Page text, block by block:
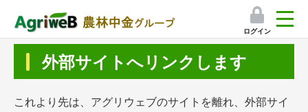
ログイン
外部サイトへリンクします
これより先は、アグリウェブのサイトを離れ、外部サイ